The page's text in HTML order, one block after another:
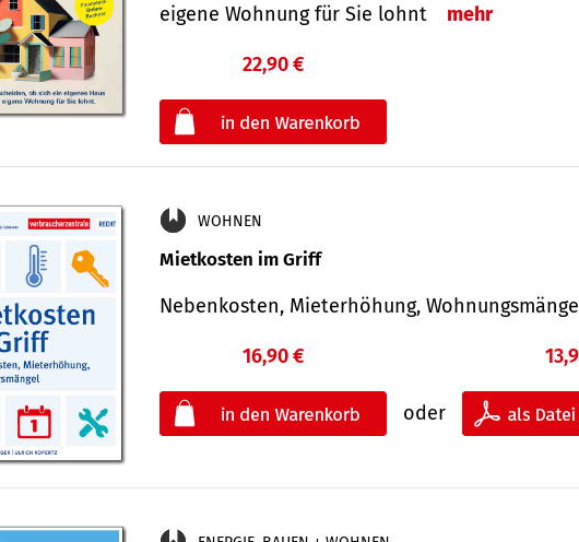
eigene Wohnung für Sie lohnt
mehr
22,90 €
WOHNEN
Mietkosten im Griff
Nebenkosten, Mieterhöhung,
16,90 €
oder